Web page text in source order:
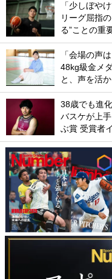
「少しぼや
リーグ屈指
る”ことの重
「会場の声
48kg級金メ
と、声を活
38歳でも進
バスケが上
ぶ賞 受賞者